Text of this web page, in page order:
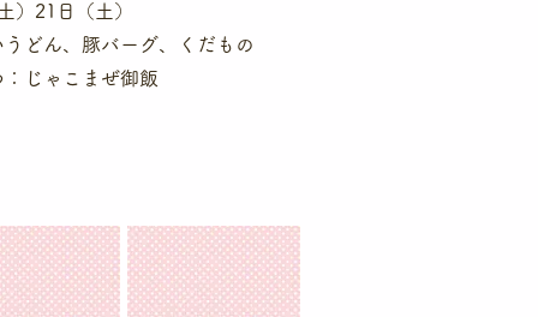
）21日（土）
うどん、豚バーグ、くだもの
：じゃこまぜ御飯